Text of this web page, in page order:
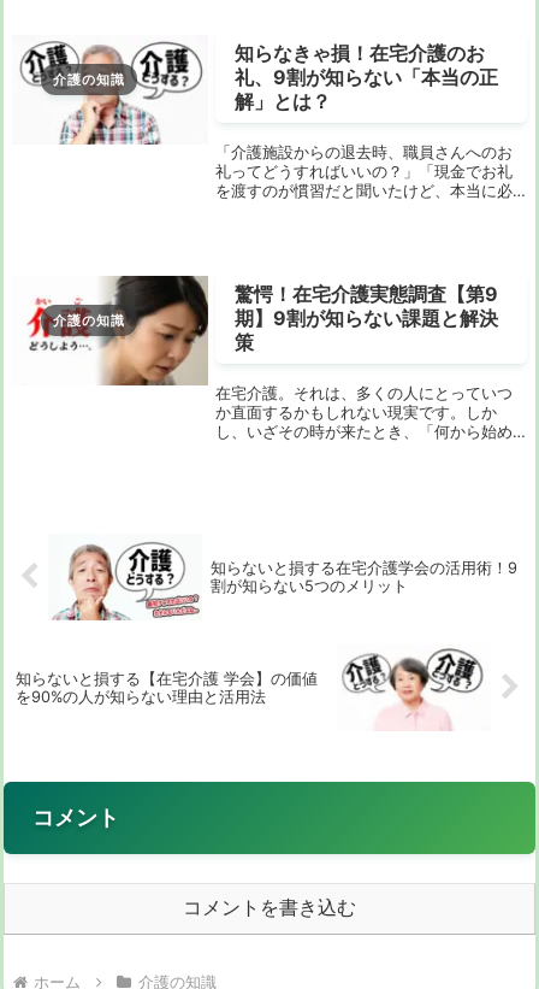
介護の知識
知らなきゃ損！在宅介護のお
礼、9割が知らない「本当の正
解」とは？
「介護施設からの退去時、職員さんへのお
礼ってどうすればいいの？」「現金でお礼
を渡すのが慣習だと聞いたけど、本当に必
介護の知識
驚愕！在宅介護実態調査【第9
期】9割が知らない課題と解決
策
在宅介護。それは、多くの人にとっていつ
か直面するかもしれない現実です。しか
し、いざその時が来たとき、「何から始め
知らないと損する在宅介護学会の活用術！9
割が知らない5つのメリット
知らないと損する【在宅介護 学会】の価値
を90%の人が知らない理由と活用法
コメント
コメントを書き込む
ホーム 介護の知識